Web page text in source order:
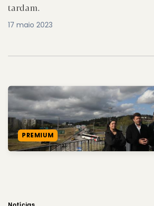
tardam.
17 maio 2023
PREMIUM